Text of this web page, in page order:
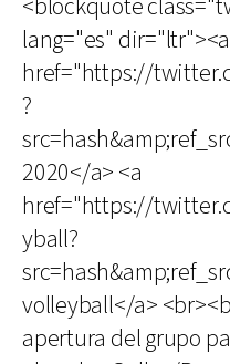
<blockquote
lang="es" dir="ltr"><a
href="https://
?
2020</a> <a
href="https://
yball?
volleyball</a>
apertura del grupo